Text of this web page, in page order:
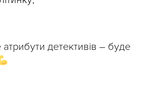
детективів – буде